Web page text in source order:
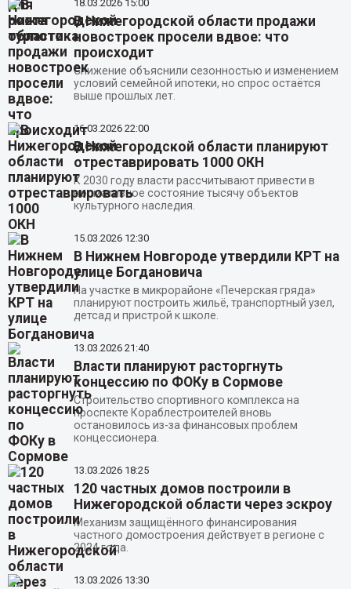
18.03.2026 15:00
В Нижегородской области продажи
новостроек просели вдвое: что
происходит
Снижение объяснили сезонностью и изменением
условий семейной ипотеки, но спрос остаётся
выше прошлых лет.
16.03.2026 22:00
В Нижегородской области планируют
отреставрировать 1000 ОКН
К 2030 году власти рассчитывают привести в
нормативное состояние тысячу объектов
культурного наследия.
15.03.2026 12:30
В Нижнем Новгороде утвердили КРТ на
улице Богдановича
На участке в микрорайоне «Печерская гряда»
планируют построить жильё, транспортный узел,
детсад и пристрой к школе.
13.03.2026 21:40
Власти планируют расторгнуть
концессию по ФОКу в Сормове
Строительство спортивного комплекса на
проспекте Кораблестроителей вновь
остановилось из-за финансовых проблем
концессионера.
13.03.2026 18:25
120 частных домов построили в
Нижегородской области через эскроу
Механизм защищённого финансирования
частного домостроения действует в регионе с
2024 года.
13.03.2026 13:30